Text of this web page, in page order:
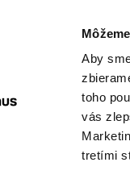
Aby
toho
vás
tretími
Poukážky